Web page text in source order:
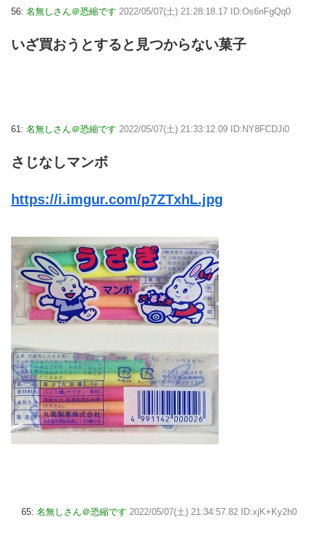
56: 名無しさん＠恐縮です 2022/05/07(土) 21:28:18.17 ID:Os6nFgQq0
いざ買おうとすると見つからない菓子
61: 名無しさん＠恐縮です 2022/05/07(土) 21:33:12.09 ID:NY8FCDJi0
さじなしマンボ
https://i.imgur.com/p7ZTxhL.jpg
65: 名無しさん＠恐縮です 2022/05/07(土) 21:34:57.82 ID:xjK+Ky2h0